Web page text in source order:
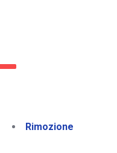
Rimozione